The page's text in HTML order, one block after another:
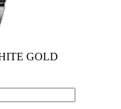
GOLD